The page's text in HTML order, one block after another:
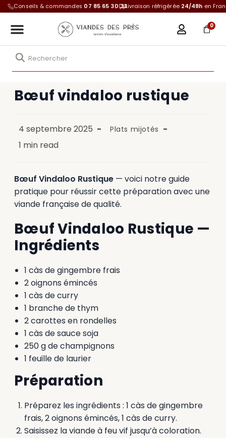
Conseils & commandes 07 85 65 30 33Livraison réfrigérée 24/48h en
0
Bœuf vindaloo rustique
4 septembre 2025 Plats mijotés
1 min read
Bœuf Vindaloo Rustique — voici notre guide
pratique pour réussir cette préparation avec une
viande française de qualité.
Bœuf Vindaloo Rustique —
Ingrédients
1 càs de gingembre frais
2 oignons émincés
1 càs de curry
1 branche de thym
2 carottes en rondelles
1 càs de sauce soja
250 g de champignons
1 feuille de laurier
Préparation
Préparez les ingrédients : 1 càs de gingembre
frais, 2 oignons émincés, 1 càs de curry.
Saisissez la viande à feu vif jusqu’à coloration.